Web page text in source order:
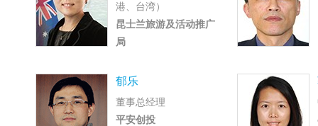
港、台湾）
昆士兰旅游及活动推广
局
郁乐
董事总经理
平安创投